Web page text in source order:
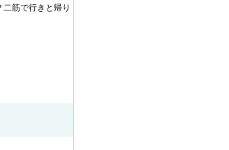
筋で行きと帰り